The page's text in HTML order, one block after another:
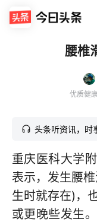
腰椎
优质健
头条听资讯，时
重庆医科大学
表示，发生腰
生时就存在)，
或更晚些发生